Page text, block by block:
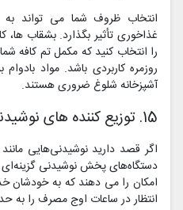
انتخاب ظروف شما می تواند به
غذاخوری تأثیر بگذارد. بشقاب
را انتخاب کنید که مکمل تم کافه
روزمره کاربردی باشد. مواد
آشپزخانه شلوغ ضروری هستند.
15. توزیع کننده های نوشیدنی
اگر قصد دارید نوشیدنی‌هایی
دستگاه‌های پخش نوشیدنی گزینه‌ای
امکان را می دهند که به خودشان
انتظار در ساعات اوج مصرف را به